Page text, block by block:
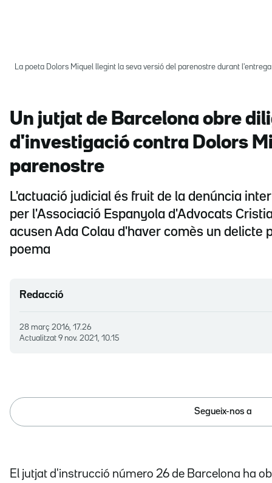
La poeta Dolors Miquel llegint la seva versió del parenostre durant
Un jutjat de Barcelona obre
d'investigació contra Dolors
parenostre
L'actuació judicial és fruit de la denúncia
per l'Associació Espanyola d'Advocats
acusen Ada Colau d'haver comès un delicte
poema
Redacció
28 març 2016, 17.26
Actualitzat 9 nov. 2021, 10.15
Segueix-nos a
El jutjat d'instrucció número 26 de Barcelona ha